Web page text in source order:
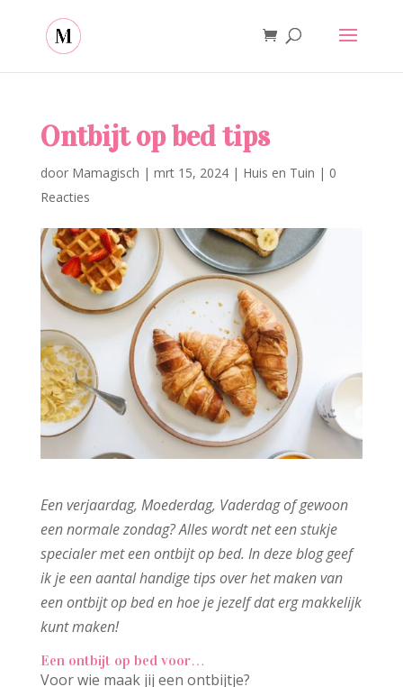
Ontbijt op bed tips
door Mamagisch | mrt 15, 2024| Huis en Tuin | 0
Reacties
Een verjaardag, Moederdag, Vaderdag of gewoon
een normale zondag? Alles wordt net een stukje
specialer met een ontbijt op bed. In deze blog geef
ik je een aantal handige tips over het maken van
een ontbijt op bed en hoe je jezelf dat erg makkelijk
kunt maken!
Een ontbijt op bed voor…
Voor wie maak jij een ontbijtje?